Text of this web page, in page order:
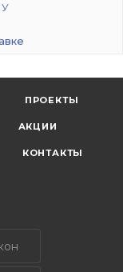
ПРОЕКТЫ
АКЦИИ
КОНТАКТЫ